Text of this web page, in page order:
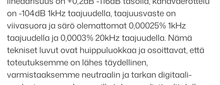
on -104dB 1kHz taajuudella, taajuusvaste on
viivasuora ja särö olemattomat 0,00025% 1kHz
taajuudella ja 0,0003% 20kHz taajuudella. Nämä
tekniset luvut ovat huippuluokkaa ja osoittavat, että
toteutuksemme on lähes täydellinen,
varmistaaksemme neutraalin ja tarkan digitaali-